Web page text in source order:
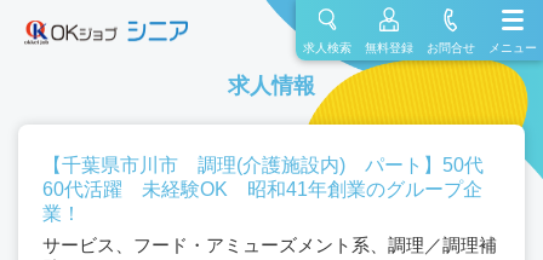
求人検索 無料登録 お問合せ メニュー
求人情報
【千葉県市川市 調理(介護施設内) パート】50代
60代活躍 未経験OK 昭和41年創業のグループ企
業！
サービス、フード・アミューズメント系、調理／調理補